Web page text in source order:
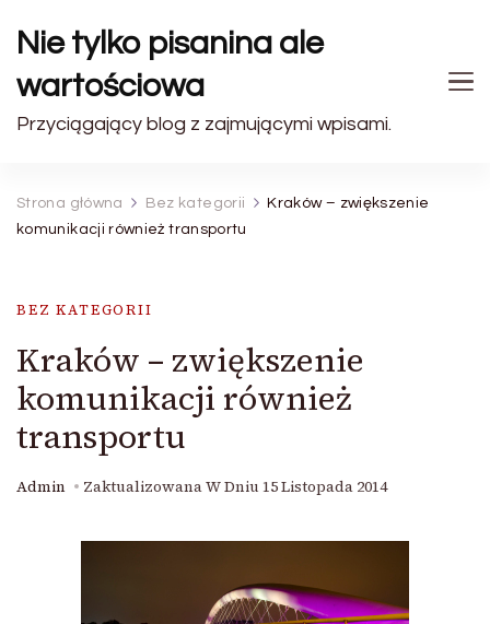
Nie tylko pisanina ale
wartościowa
Przyciągający blog z zajmującymi wpisami.
Strona główna Bez kategorii
Kraków – zwiększenie
komunikacji również transportu
BEZ KATEGORII
Kraków – zwiększenie
komunikacji również
transportu
Admin Zaktualizowana W Dniu 15 Listopada 2014